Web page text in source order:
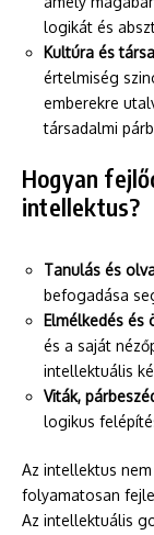
logikát és
Kultúra és
értelmiség
emberekre
társadalmi
Hogyan
intellektus?
Tanulás és
befogadása
Elmélkedés és
és a saját
intellektuális
Viták,
logikus
Az intellektus
folyamatosan
Az intellektuális